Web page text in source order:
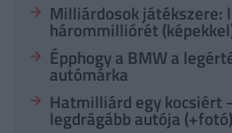
Milliárdosok játékszere:
hárommilliórét
Épphogy a BMW a
autómárka
Hatmilliárd egy kocsiért
legdrágább autója (+fotó)